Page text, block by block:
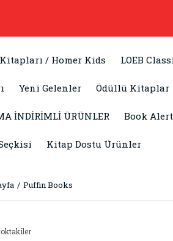
/ Homer Kids LOEB
Yeni Gelenler Ödüllü Kitaplar
İNDİRİMLİ ÜRÜNLER Book
Kitap Dostu Ürünler
Puffin Books